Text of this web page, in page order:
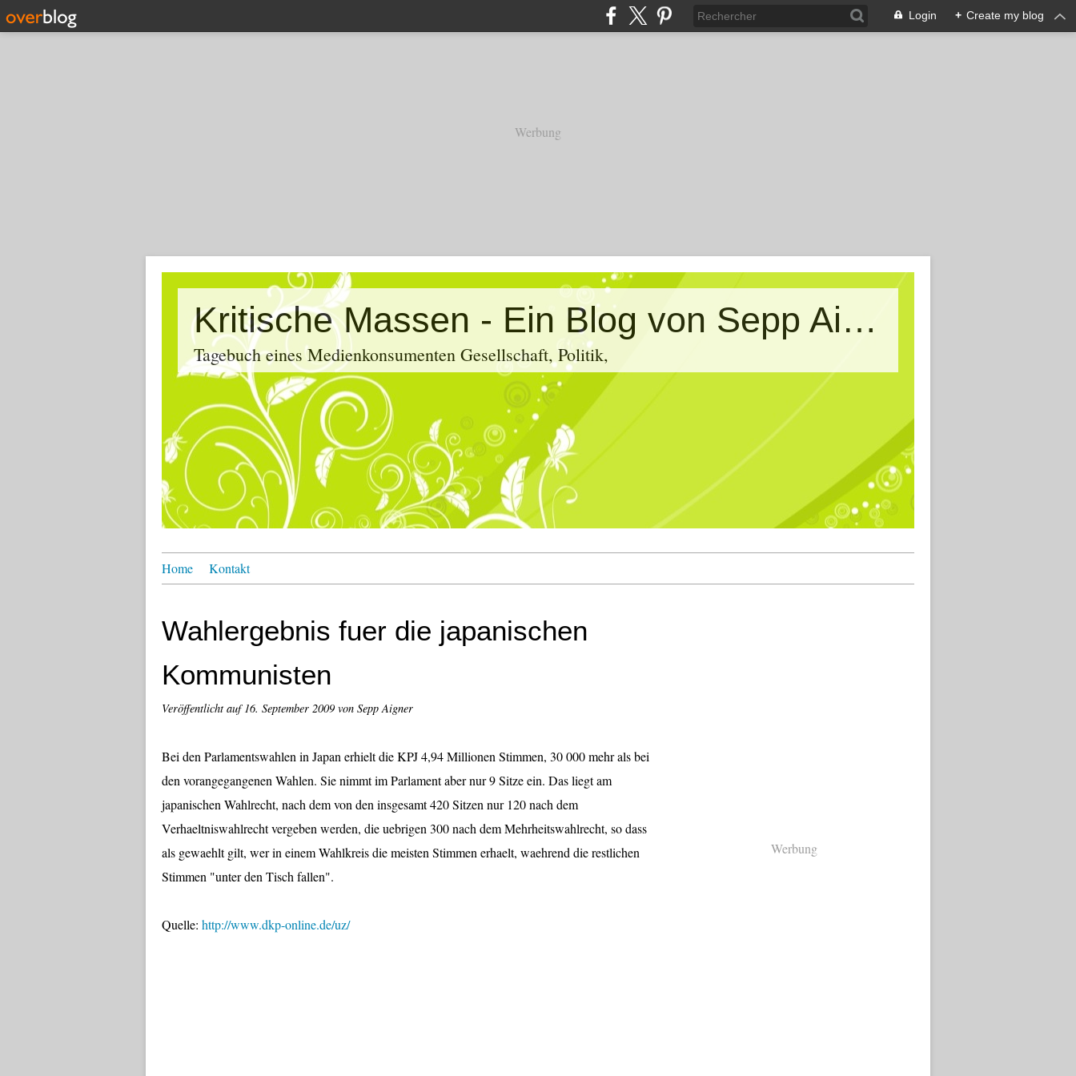
Login + Create my blog
Werbung
Kritische Massen - Ein Blog von Sepp Aigner
Tagebuch eines Medienkonsumenten Gesellschaft, Politik,
Home Kontakt
Wahlergebnis fuer die japanischen
Kommunisten
Veröffentlicht auf16. September 2009 von Sepp Aigner
Bei den Parlamentswahlen in Japan erhielt die KPJ 4,94 Millionen Stimmen, 30 000 mehr als bei
den vorangegangenen Wahlen. Sie nimmt im Parlament aber nur 9 Sitze ein. Das liegt am
japanischen Wahlrecht, nach dem von den insgesamt 420 Sitzen nur 120 nach dem
Verhaeltniswahlrecht vergeben werden, die uebrigen 300 nach dem Mehrheitswahlrecht, so dass
als gewaehlt gilt, wer in einem Wahlkreis die meisten Stimmen erhaelt, waehrend die restlichen
Stimmen "unter den Tisch fallen".
Quelle: http://www.dkp-online.de/uz/
Werbung